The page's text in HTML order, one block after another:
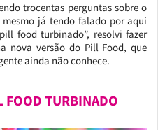
trocentas perguntas sobre o
já tendo falado por aqui
food turbinado”, resolvi fazer
nova versão do Pill Food, que
ainda não conhece.
FOOD TURBINADO